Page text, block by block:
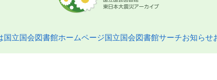
国立国会図書館ホームページ国立国会図書館サーチお知らせ